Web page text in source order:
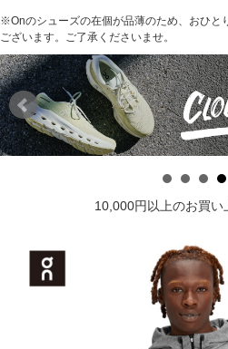
※Onのシューズの在個が品薄のため、おひと
ございます。ご了承くださいませ。
10,000円以上のお買い